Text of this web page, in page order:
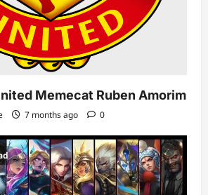
Memecat Ruben Amorim
7 months ago 0